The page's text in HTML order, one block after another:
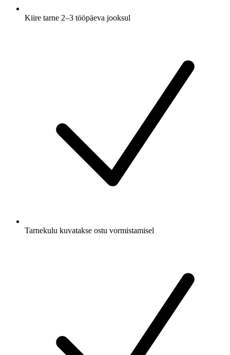
Kiire tarne 2–3 tööpäeva jooksul
Tarnekulu kuvatakse ostu vormistamisel